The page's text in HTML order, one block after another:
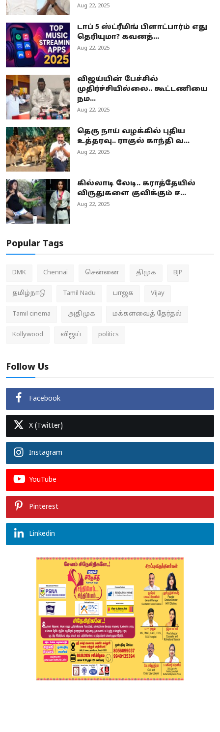
Aug 22, 2025
டாப் 5 ஸ்ட்ரீமிங் பிளாட்பார்ம் எது
தெரியுமா? கவனத்...
Aug 22, 2025
விஜய்யின் பேச்சில்
முதிர்ச்சியில்லை.. கூட்டணியை
நம...
Aug 22, 2025
தெரு நாய் வழக்கில் புதிய
உத்தரவு.. ராகுல் காந்தி வ...
Aug 22, 2025
கில்லாடி லேடி.. கராத்தேயில்
விருதுகளை குவிக்கும் ச...
Aug 22, 2025
Popular Tags
DMK Chennai சென்னை திமுக BJP
தமிழ்நாடு Tamil Nadu பாஜக Vijay
Tamil cinema அதிமுக மக்களவைத் தேர்தல்
Kollywood விஜய் politics
Follow Us
Facebook
X (Twitter)
Instagram
YouTube
Pinterest
Linkedin